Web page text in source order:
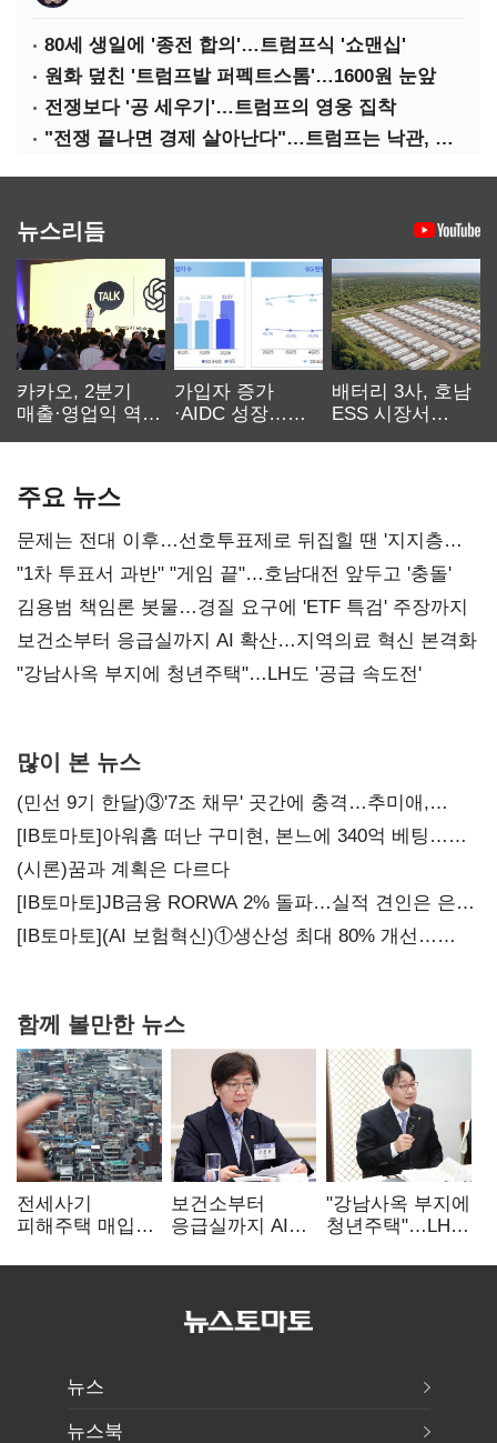
80세 생일에 '종전 합의'…트럼프식 '쇼맨십'
원화 덮친 '트럼프발 퍼펙트스톰'…1600원 눈앞
전쟁보다 '공 세우기'…트럼프의 영웅 집착
"전쟁 끝나면 경제 살아난다"…트럼프는 낙관, 미국인은 싸늘
뉴스리듬
카카오, 2분기
매출·영업익 역대
가입자 증가
·AIDC 성장…
배터리 3사, 호남
ESS 시장서
주요 뉴스
문제는 전대 이후…선호투표제로 뒤집힐 땐 '지지층
불복'
"1차 투표서 과반" "게임 끝"…호남대전 앞두고 '충돌'
김용범 책임론 봇물…경질 요구에 'ETF 특검' 주장까지
보건소부터 응급실까지 AI 확산…지역의료 혁신 본격화
"강남사옥 부지에 청년주택"…LH도 '공급 속도전'
많이 본 뉴스
(민선 9기 한달)③'7조 채무' 곳간에 충격…추미애,
20년만에 '비상재정' 선언 승부수
[IB토마토]아워홈 떠난 구미현, 본느에 340억 베팅…
가족 지배체제 구축
(시론)꿈과 계획은 다르다
[IB토마토]JB금융 RORWA 2% 돌파…실적 견인은 은행
아닌 캐피탈
[IB토마토](AI 보험혁신)①생산성 최대 80% 개선…
함께 볼만한 뉴스
전세사기
피해주택 매입
누적 피해자
보건소부터
응급실까지 AI
혁신 본격화
"강남사옥 부지에
청년주택"…LH도
뉴스
뉴스북